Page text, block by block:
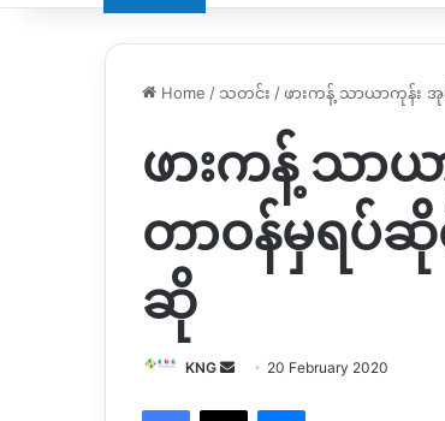
Home / သတင်း /ဖားကန့် သာယာကုန်း အု
ဖားကန့် သာယ
တာဝန်မှရပ်ဆို
ဆို
KNG
Send 20 February 2020
Facebook
X Messenger